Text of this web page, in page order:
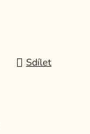
Sdílet